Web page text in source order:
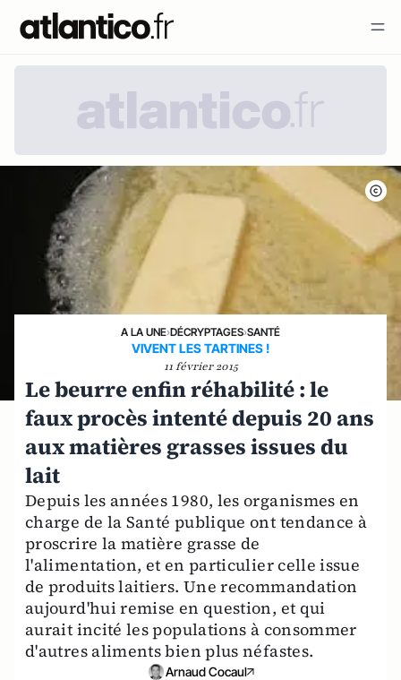
A LA UNE›DÉCRYPTAGES›SANTÉ
VIVENT LES TARTINES !
11 février 2015
Le beurre enfin réhabilité : le
faux procès intenté depuis 20 ans
aux matières grasses issues du
lait
Depuis les années 1980, les organismes en
charge de la Santé publique ont tendance à
proscrire la matière grasse de
l'alimentation, et en particulier celle issue
de produits laitiers. Une recommandation
aujourd'hui remise en question, et qui
aurait incité les populations à consommer
d'autres aliments bien plus néfastes.
Arnaud Cocaul